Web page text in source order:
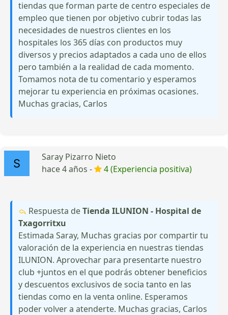
tiendas que forman parte de centro especiales de
empleo que tienen por objetivo cubrir todas las
necesidades de nuestros clientes en los
hospitales los 365 días con productos muy
diversos y precios adaptados a cada uno de ellos
pero también a la realidad de cada momento.
Tomamos nota de tu comentario y esperamos
mejorar tu experiencia en próximas ocasiones.
Muchas gracias, Carlos
Saray Pizarro Nieto
hace 4 años -
4 (Experiencia positiva)
Respuesta deTienda ILUNION - Hospital de
Txagorritxu
Estimada Saray, Muchas gracias por compartir tu
valoración de la experiencia en nuestras tiendas
ILUNION. Aprovechar para presentarte nuestro
club +juntos en el que podrás obtener beneficios
y descuentos exclusivos de socia tanto en las
tiendas como en la venta online. Esperamos
poder volver a atenderte. Muchas gracias, Carlos